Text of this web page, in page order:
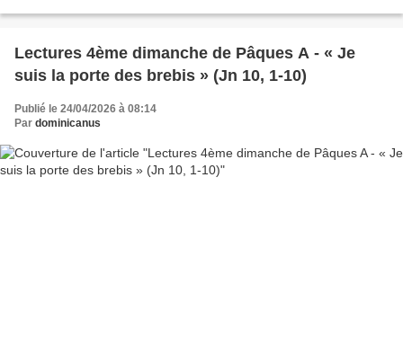
Lectures 4ème dimanche de Pâques A - « Je
suis la porte des brebis » (Jn 10, 1-10)
Publié le 24/04/2026 à 08:14
Par dominicanus